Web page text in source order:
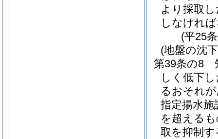
より採取
しなけれ
(平25
(地盤の沈
第39条の8
しく低下
るおそれ
指定揚水施
を超える
取を抑制